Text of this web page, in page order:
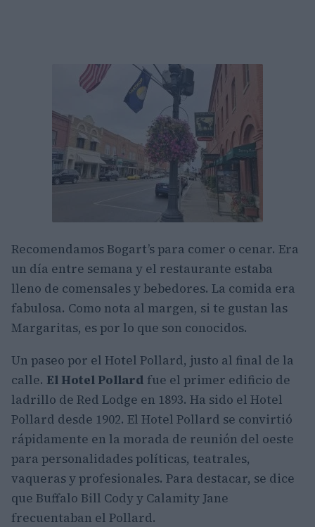
Recomendamos Bogart’s para comer o cenar. Era
un día entre semana y el restaurante estaba
lleno de comensales y bebedores. La comida era
fabulosa. Como nota al margen, si te gustan las
Margaritas, es por lo que son conocidos.
Un paseo por el Hotel Pollard, justo al final de la
calle. El Hotel Pollard fue el primer edificio de
ladrillo de Red Lodge en 1893. Ha sido el Hotel
Pollard desde 1902. El Hotel Pollard se convirtió
rápidamente en la morada de reunión del oeste
para personalidades políticas, teatrales,
vaqueras y profesionales. Para destacar, se dice
que Buffalo Bill Cody y Calamity Jane
frecuentaban el Pollard.